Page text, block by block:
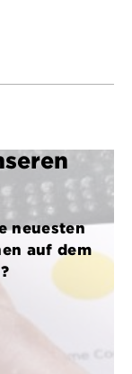
neuesten
auf dem